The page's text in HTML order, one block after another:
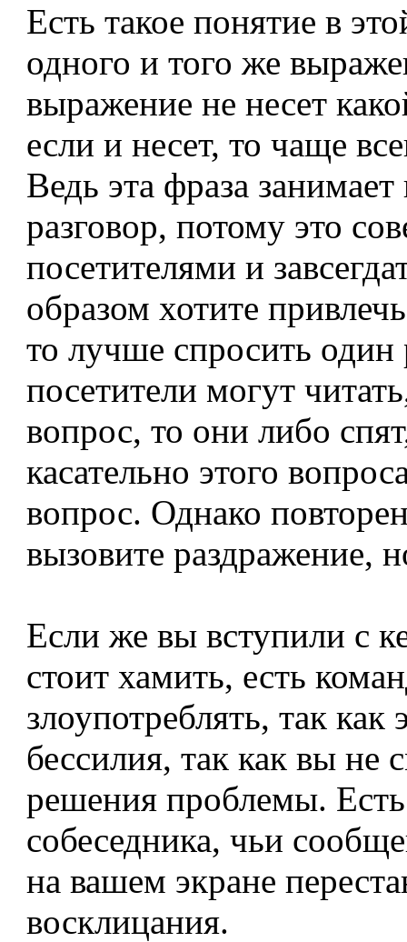
Есть такое понятие в
одного и того же
выражение не несет
если и несет, то чаще
Ведь эта фраза
разговор, потому это
посетителями и
образом хотите
то лучше спросить один
посетители могут
вопрос, то они либо
касательно этого
вопрос. Однако
вызовите раздражение,
Если же вы вступили с
стоит хамить, есть
злоупотреблять, так
бессилия, так как вы не
решения проблемы.
собеседника, чьи
на вашем экране
восклицания.